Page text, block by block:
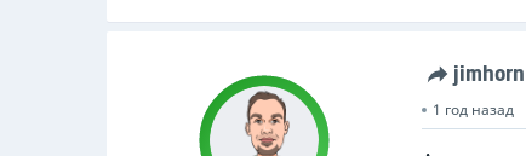
jimhorn
1 год назад